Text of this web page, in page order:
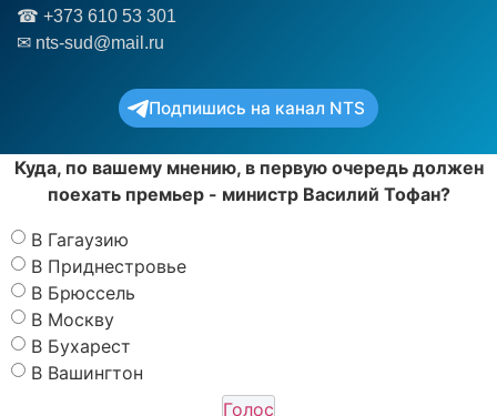
☎︎ +373 610 53 301
✉ nts-sud@mail.ru
Подпишись на канал NTS
Куда, по вашему мнению, в первую очередь должен
поехать премьер - министр Василий Тофан?
В Гагаузию
В Приднестровье
В Брюссель
В Москву
В Бухарест
В Вашингтон